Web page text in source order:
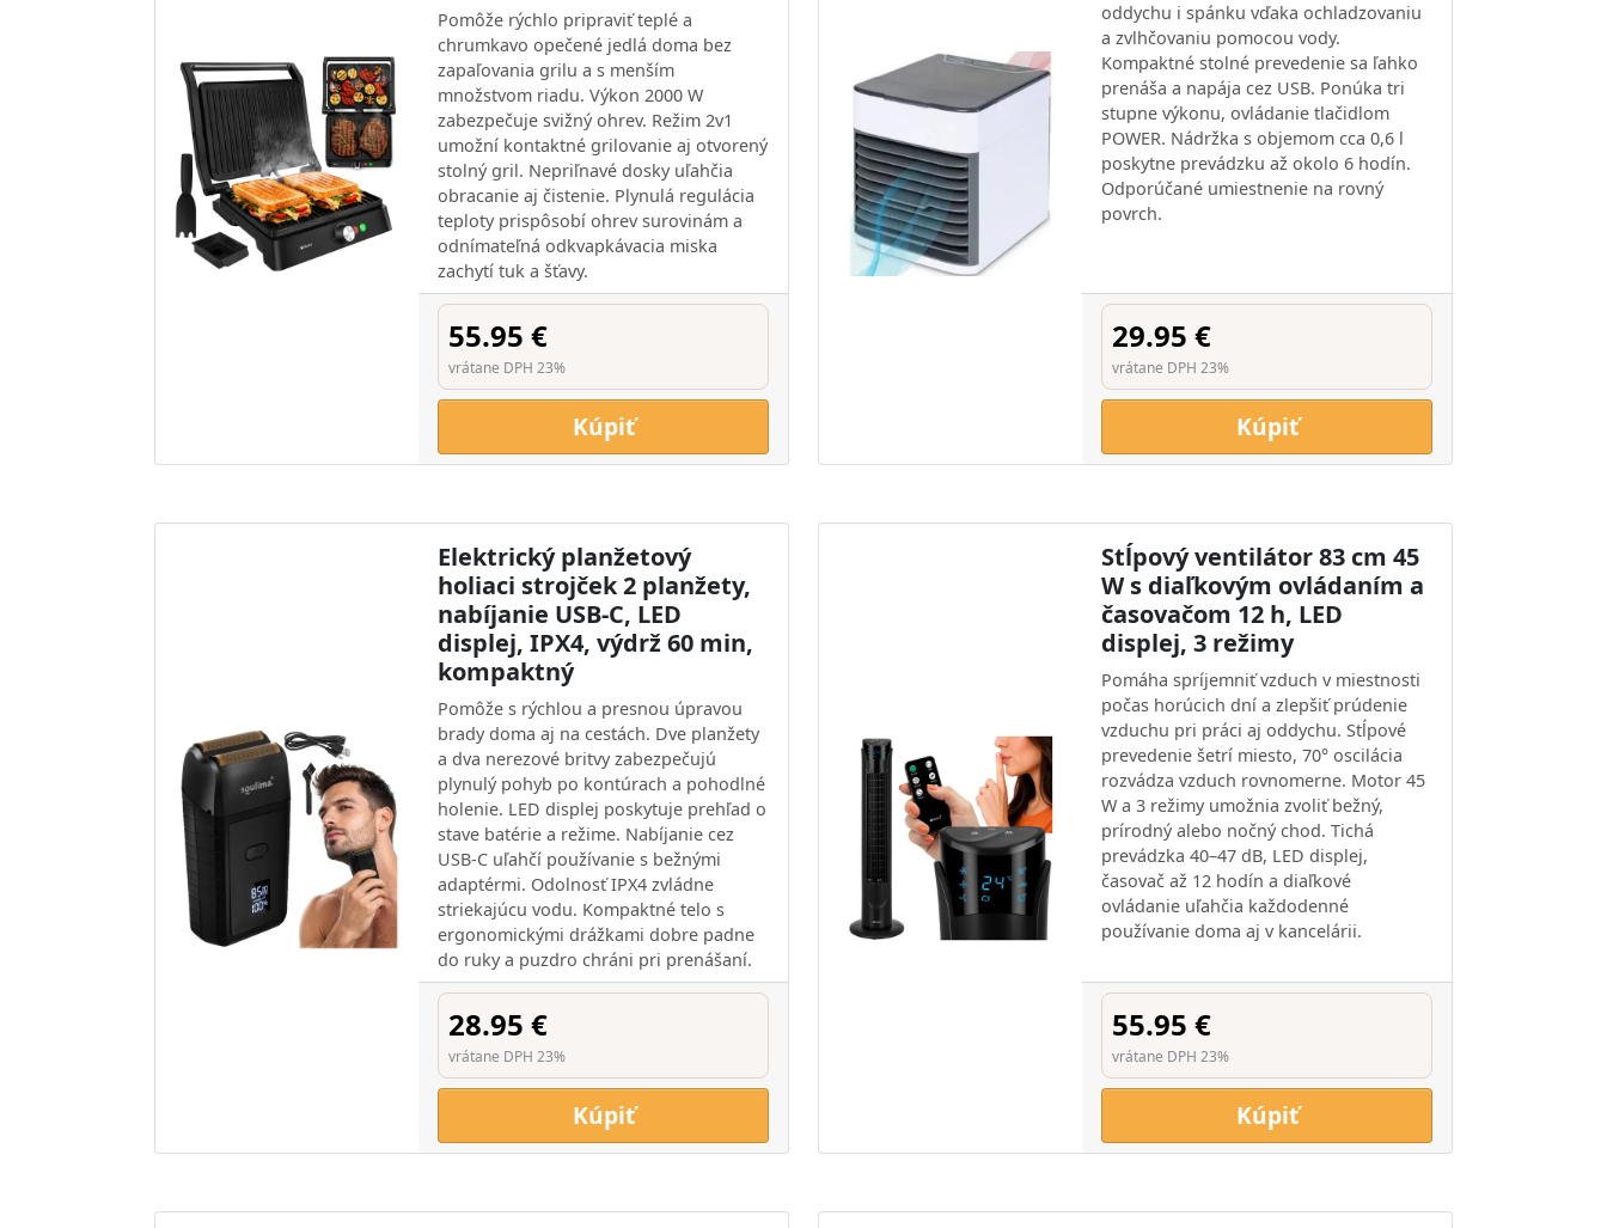
Pomôže rýchlo pripraviť teplé a
chrumkavo opečené jedlá doma bez
zapaľovania grilu a s menším
množstvom riadu. Výkon 2000 W
zabezpečuje svižný ohrev. Režim 2v1
umožní kontaktné grilovanie aj otvorený
stolný gril. Nepriľnavé dosky uľahčia
obracanie aj čistenie. Plynulá regulácia
teploty prispôsobí ohrev surovinám a
odnímateľná odkvapkávacia miska
zachytí tuk a šťavy.
55.95 €
vrátane DPH 23%
Kúpiť
oddychu i spánku vďaka ochladzovaniu
a zvlhčovaniu pomocou vody.
Kompaktné stolné prevedenie sa ľahko
prenáša a napája cez USB. Ponúka tri
stupne výkonu, ovládanie tlačidlom
POWER. Nádržka s objemom cca 0,6 l
poskytne prevádzku až okolo 6 hodín.
Odporúčané umiestnenie na rovný
povrch.
29.95 €
vrátane DPH 23%
Kúpiť
Elektrický planžetový
holiaci strojček 2 planžety,
nabíjanie USB-C, LED
displej, IPX4, výdrž 60 min,
kompaktný
Pomôže s rýchlou a presnou úpravou
brady doma aj na cestách. Dve planžety
a dva nerezové britvy zabezpečujú
plynulý pohyb po kontúrach a pohodlné
holenie. LED displej poskytuje prehľad o
stave batérie a režime. Nabíjanie cez
USB-C uľahčí používanie s bežnými
adaptérmi. Odolnosť IPX4 zvládne
striekajúcu vodu. Kompaktné telo s
ergonomickými drážkami dobre padne
do ruky a puzdro chráni pri prenášaní.
28.95 €
vrátane DPH 23%
Kúpiť
Stĺpový ventilátor 83 cm 45
W s diaľkovým ovládaním a
časovačom 12 h, LED
displej, 3 režimy
Pomáha spríjemniť vzduch v miestnosti
počas horúcich dní a zlepšiť prúdenie
vzduchu pri práci aj oddychu. Stĺpové
prevedenie šetrí miesto, 70° oscilácia
rozvádza vzduch rovnomerne. Motor 45
W a 3 režimy umožnia zvoliť bežný,
prírodný alebo nočný chod. Tichá
prevádzka 40–47 dB, LED displej,
časovač až 12 hodín a diaľkové
ovládanie uľahčia každodenné
používanie doma aj v kancelárii.
55.95 €
vrátane DPH 23%
Kúpiť